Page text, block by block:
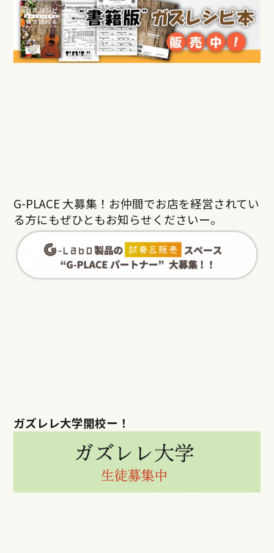
G-PLACE 大募集！お仲間でお店を経営されてい
る方にもぜひともお知らせくださいー。
ガズレレ大学開校ー！